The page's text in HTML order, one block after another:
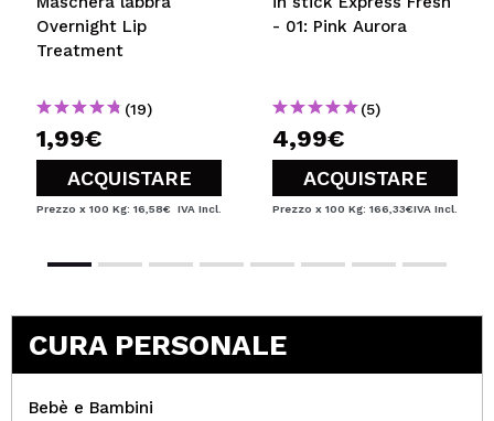
Overnight Lip
Treatment
(19)
1,99€
ACQUISTARE
Prezzo x 100 Kg: 16,58€ IVA Incl.
- 01: Pink Aurora
(5)
4,99€
ACQUISTARE
Prezzo x 100 Kg: 166,33€IVA Incl.
CURA PERSONALE
Bebè e Bambini